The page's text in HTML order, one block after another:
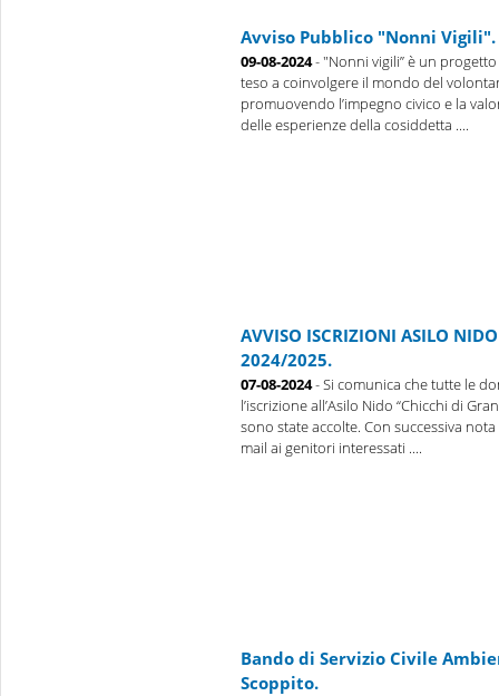
Avviso Pubblico "Nonni Vigili".
09-08-2024- "Nonni vigili” è un
teso a coinvolgere il mondo del
promuovendo l’impegno civico e la
delle esperienze della cosiddetta ....
AVVISO ISCRIZIONI ASILO
2024/2025.
07-08-2024- Si comunica che tutte le
l’iscrizione all’Asilo Nido “Chicchi di
sono state accolte. Con successiva
mail ai genitori interessati ....
Bando di Servizio Civile
Scoppito.